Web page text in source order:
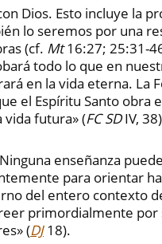
Dios. Esto incluye la
lo seremos por una
(cf. Mt16:27; 25:31-
todo lo que en
en la vida eterna. La
el Espíritu Santo obra
futura» (FC SDIV,
enseñanza
para orientar
del entero contexto
primordialmente por
(DJ 18).